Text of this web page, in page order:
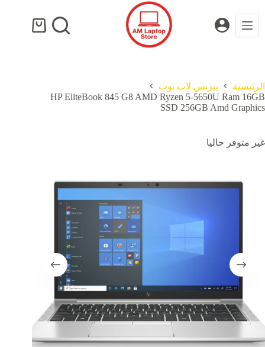
إلى
المحتوى
عربة
الرئيسية
بيزنس لاب توب
HP EliteBook 845 G8 AMD Ryzen 5-5650U Ram 16GB
SSD 256GB Amd Graphics
غير متوفر حاليا